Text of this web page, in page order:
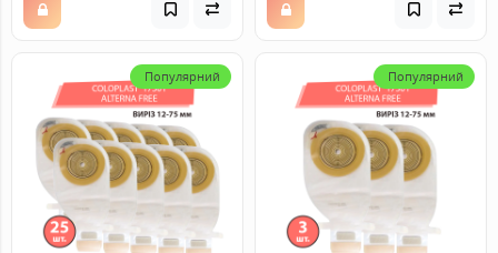
Популярний Популярний